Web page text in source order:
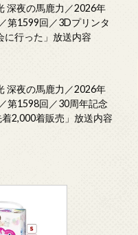
深夜の馬鹿力／2026年
第1599回／3Dプリンタ
に行った」放送内容
深夜の馬鹿力／2026年
第1598回／30周年記念
2,000着販売」放送内容